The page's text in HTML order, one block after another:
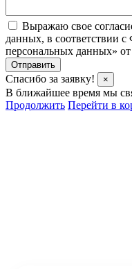
Выражаю свое
данных, в соответствии
персональных данных»
Отправить
Спасибо за заявку! ×
В ближайшее время мы
Продолжить Перейти в